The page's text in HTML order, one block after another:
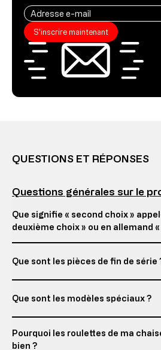
S'inscrire maintenant
QUESTIONS ET RÉPONSES
Questions générales sur le
Que signifie « second choix »
deuxième choix » ou en allemand «
Que sont les pièces de fin de série
Que sont les modèles spéciaux ?
Pourquoi les roulettes de ma
bien ?